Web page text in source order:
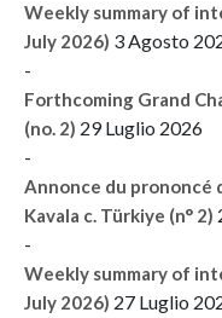
Weekly summary of
July 2026) 3 Agosto
-
Forthcoming Grand
(no. 2) 29 Luglio 2026
-
Annonce du prononcé
Kavala c. Türkiye (n° 2)
-
Weekly summary of
July 2026) 27 Luglio